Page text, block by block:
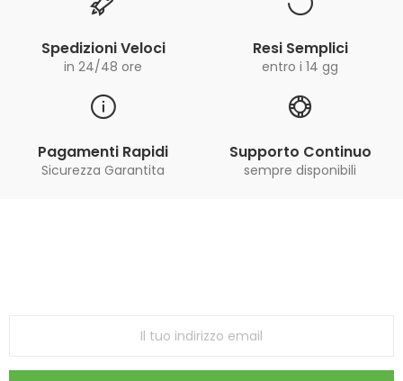
Spedizioni Veloci
in 24/48 ore
Resi Semplici
entro i 14 gg
Pagamenti Rapidi
Sicurezza Garantita
Supporto Continuo
sempre disponibili